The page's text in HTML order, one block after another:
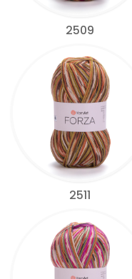
2509
2511